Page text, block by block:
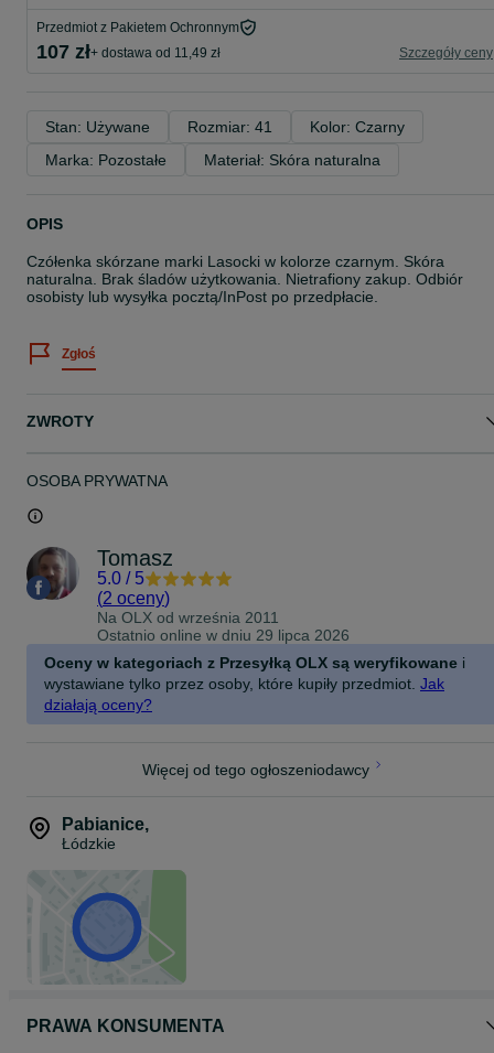
Przedmiot z Pakietem Ochronnym
107 zł+ dostawa od 11,49 zł Szczegóły ceny
Stan: Używane Rozmiar: 41
Kolor: Czarny
Marka: Pozostałe
Materiał: Skóra naturalna
OPIS
Czółenka skórzane marki Lasocki w kolorze czarnym. Skóra
naturalna. Brak śladów użytkowania. Nietrafiony zakup. Odbiór
osobisty lub wysyłka pocztą/InPost po przedpłacie.
Zgłoś
ZWROTY
OSOBA PRYWATNA
Tomasz
5.0 / 5
(2 oceny)
Na OLX od września 2011
Ostatnio online w dniu 29 lipca 2026
Oceny w kategoriach z Przesyłką OLX są weryfikowane i
wystawiane tylko przez osoby, które kupiły przedmiot. Jak
działają oceny?
Więcej od tego ogłoszeniodawcy
Pabianice,
Łódzkie
PRAWA KONSUMENTA